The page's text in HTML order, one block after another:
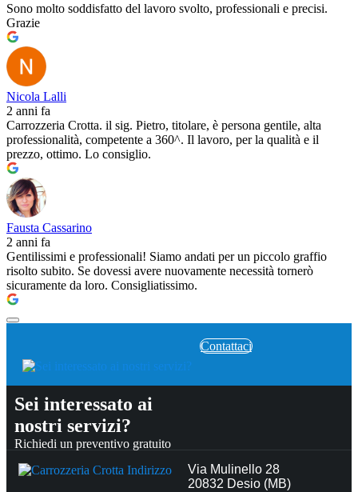
Sono molto soddisfatto del lavoro svolto, professionali e precisi.
Grazie
Nicola Lalli
2 anni fa
Carrozzeria Crotta. il sig. Pietro, titolare, è persona gentile, alta
professionalità, competente a 360^. Il lavoro, per la qualità e il
prezzo, ottimo. Lo consiglio.
Fausta Cassarino
2 anni fa
Gentilissimi e professionali! Siamo andati per un piccolo graffio
risolto subito. Se dovessi avere nuovamente necessità tornerò
sicuramente da loro. Consigliatissimo.
Sei interessato ai
nostri servizi?
Richiedi un preventivo gratuito
Contattaci
Via Mulinello 28
20832 Desio (MB)